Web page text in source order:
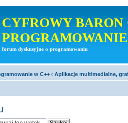
CYFROWY BARON
PROGRAMOWANIE
forum dyskusyjne o programowaniu
w C++ ‹ Aplikacje multimedialne,